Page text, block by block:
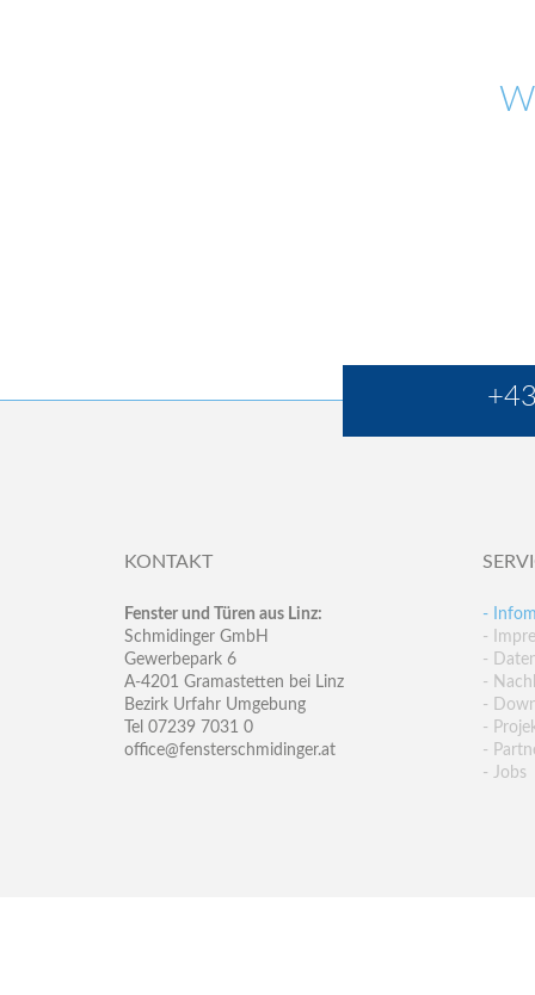
KONTAKT
Fenster und Türen aus Linz:
Schmidinger GmbH
Gewerbepark 6
A-4201 Gramastetten bei Linz
Bezirk Urfahr Umgebung
Tel 07239 7031 0
office@fensterschmidinger.at
-
-
-
-
-
-
-
- Jobs